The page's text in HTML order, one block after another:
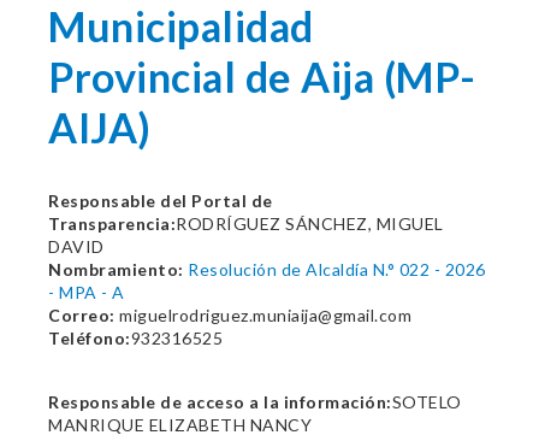
Municipalidad
Provincial de Aija (MP-
AIJA)
Responsable del Portal de
Transparencia:RODRÍGUEZ SÁNCHEZ, MIGUEL
DAVID
Nombramiento: Resolución de Alcaldía N.° 022 - 2026
- MPA - A
Correo: miguelrodriguez.muniaija@gmail.com
Teléfono:932316525
Responsable de acceso a la información:SOTELO
MANRIQUE ELIZABETH NANCY